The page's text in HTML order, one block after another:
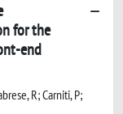
for the
end
R; Carniti, P;